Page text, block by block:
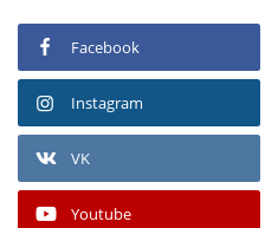
Facebook
Instagram
VK
Youtube